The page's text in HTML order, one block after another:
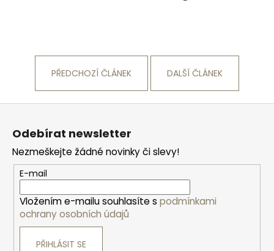
PŘEDCHOZÍ ČLÁNEK DALŠÍ ČLÁNEK
Z
Odebírat newsletter
Nezmeškejte žádné novinky či slevy!
E-mail
Vložením e-mailu souhlasíte s podmínkami
ochrany osobních údajů
PŘIHLÁSIT SE